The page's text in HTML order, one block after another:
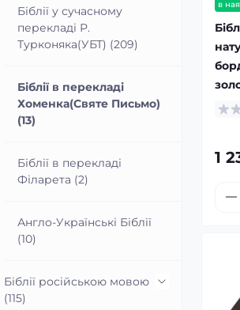
Біблії у сучасному
перекладі Р.
Турконяка(УБТ) (209)
Біблії в перекладі
Хоменка(Святе Письмо)
(13)
Біблії в перекладі
Філарета (2)
Англо-Українські Біблії
(10)
Біблії російською мовою
(115)
в
1